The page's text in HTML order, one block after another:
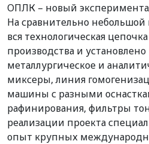
ОПЛК – новый
На сравнительно небольшой
вся технологическая
производства и
металлургическое и
миксеры, линия
машины с разными
рафинирования, фильтры
реализации проекта
опыт крупных